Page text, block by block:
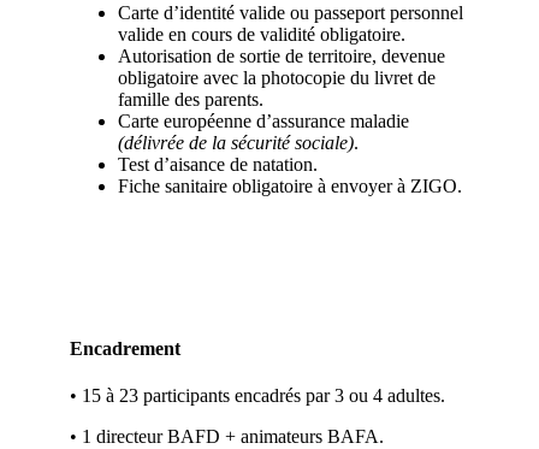
Carte d’identité valide ou passeport personnel
valide en cours de validité obligatoire.
Autorisation de sortie de territoire, devenue
obligatoire avec la photocopie du livret de
famille des parents.
Carte européenne d’assurance maladie
(délivrée de la sécurité sociale).
Test d’aisance de natation.
Fiche sanitaire obligatoire à envoyer à ZIGO.
Encadrement
• 15 à 23 participants encadrés par 3 ou 4 adultes.
• 1 directeur BAFD + animateurs BAFA.